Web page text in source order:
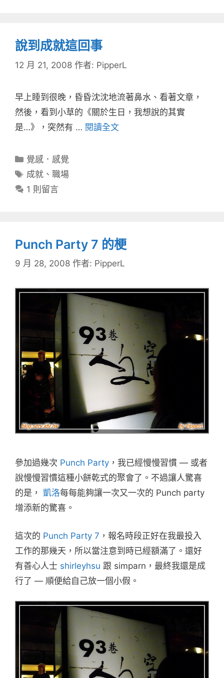
說到成就這回事
12 月 21, 2008 作者: PipperL
早上睡到很晚，昏昏沈沈地流著鼻水、看著文章，
然後，看到小草的《關於生日，我想說的其實
是…》，突然有 … 閱讀全文
分
類
覺感．感覺
標
籤
成就 、職場
1 則留言
Punch Party 7 的梗
9 月 28, 2008 作者: PipperL
參加過幾次 Punch Party ，我已經慢慢習慣 — 或者
說慢慢習慣這種小餅乾式的聚會了。不過讓人驚喜
的是， 凱洛每每能夠讓一次又一次的 Punch party
增添新的驚喜。
這次的 Punch Party 7 ，報名時段正好在我最投入
工作的那幾天，所以當注意到時已經額滿了。還好
有善心人士 shirleyhsu 跟 simparn，最終我還是成
行了 — 順便給自己放一個小假。